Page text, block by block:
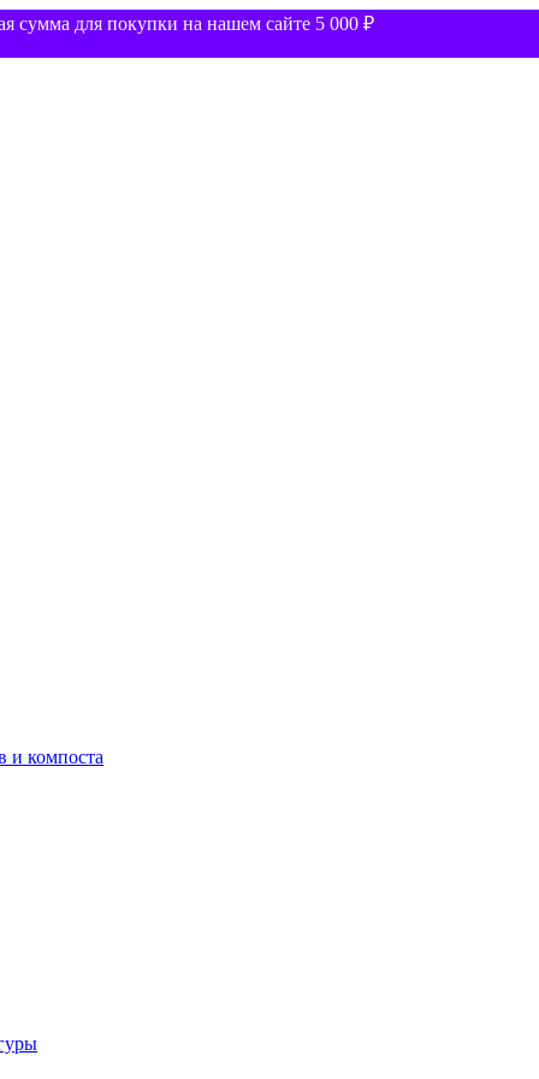
сумма для покупки на нашем сайте 5 000 ₽
и компоста